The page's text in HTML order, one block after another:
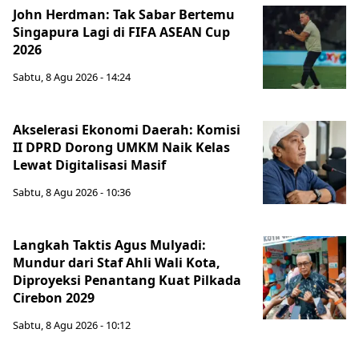
John Herdman: Tak Sabar Bertemu
Singapura Lagi di FIFA ASEAN Cup
2026
Sabtu, 8 Agu 2026 - 14:24
Akselerasi Ekonomi Daerah: Komisi
II DPRD Dorong UMKM Naik Kelas
Lewat Digitalisasi Masif
Sabtu, 8 Agu 2026 - 10:36
Langkah Taktis Agus Mulyadi:
Mundur dari Staf Ahli Wali Kota,
Diproyeksi Penantang Kuat Pilkada
Cirebon 2029
Sabtu, 8 Agu 2026 - 10:12